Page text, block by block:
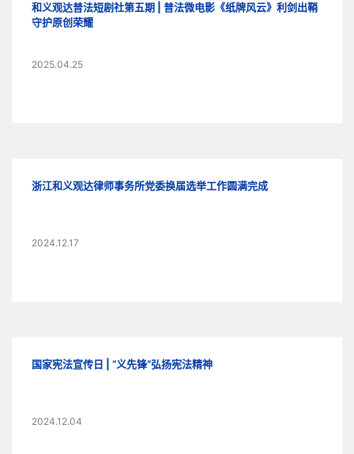
和义观达普法短剧社第五期 | 普法微电影《纸牌风云》利剑出鞘
守护原创荣耀
2025.04.25
浙江和义观达律师事务所党委换届选举工作圆满完成
2024.12.17
国家宪法宣传日 | “义先锋”弘扬宪法精神
2024.12.04